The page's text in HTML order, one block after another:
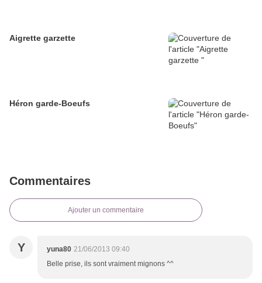
Aigrette garzette
Héron garde-Boeufs
Commentaires
Ajouter un commentaire
Y yuna80 21/06/2013 09:40
Belle prise, ils sont vraiment mignons ^^